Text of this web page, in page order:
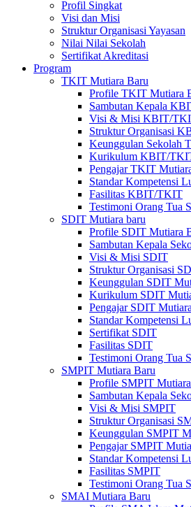
Profil Singkat
Visi dan Misi
Struktur Organisasi Yayasan
Nilai Nilai Sekolah
Sertifikat Akreditasi
Program
TKIT Mutiara Baru
Profile TKIT Mutiara
Sambutan Kepala
Visi & Misi KBIT/
Struktur Organisasi
Keunggulan Sekolah
Kurikulum KBIT/
Pengajar TKIT
Standar Kompetensi
Fasilitas KBIT/TKIT
Testimoni Orang Tua
SDIT Mutiara baru
Profile SDIT Mutiara
Sambutan Kepala
Visi & Misi SDIT
Struktur Organisasi
Keunggulan SDIT
Kurikulum SDIT
Pengajar SDIT
Standar Kompetensi
Sertifikat SDIT
Fasilitas SDIT
Testimoni Orang Tua
SMPIT Mutiara Baru
Profile SMPIT
Sambutan Kepala
Visi & Misi SMPIT
Struktur Organisasi
Keunggulan SMPIT
Pengajar SMPIT
Standar Kompetensi
Fasilitas SMPIT
Testimoni Orang Tua
SMAI Mutiara Baru